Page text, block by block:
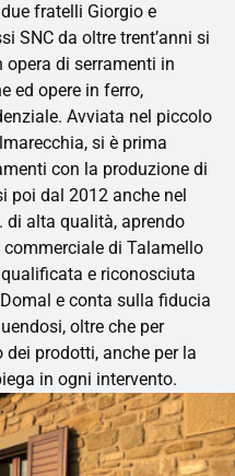
fratelli Giorgio e
SNC da oltre trent’anni si
di serramenti in
ed opere in ferro,
Avviata nel piccolo
si è prima
con la produzione di
poi dal 2012 anche nel
di alta qualità, aprendo
di Talamello
e riconosciuta
e conta sulla fiducia
oltre che per
dei prodotti, anche per la
in ogni intervento.